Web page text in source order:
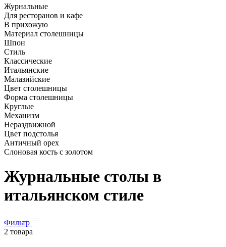
Журнальные
Для ресторанов и кафе
В прихожую
Материал столешницы
Шпон
Стиль
Классические
Итальянские
Малазийские
Цвет столешницы
Форма столешницы
Круглые
Механизм
Нераздвижной
Цвет подстолья
Античный орех
Слоновая кость с золотом
Журнальные столы в
итальянском стиле
Фильтр
2 товара